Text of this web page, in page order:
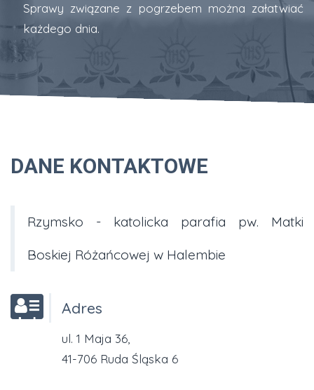
Sprawy związane z pogrzebem można załatwiać
każdego dnia.
DANE KONTAKTOWE
Rzymsko - katolicka parafia pw. Matki
Boskiej Różańcowej w Halembie
Adres
ul. 1 Maja 36,
41-706 Ruda Śląska 6